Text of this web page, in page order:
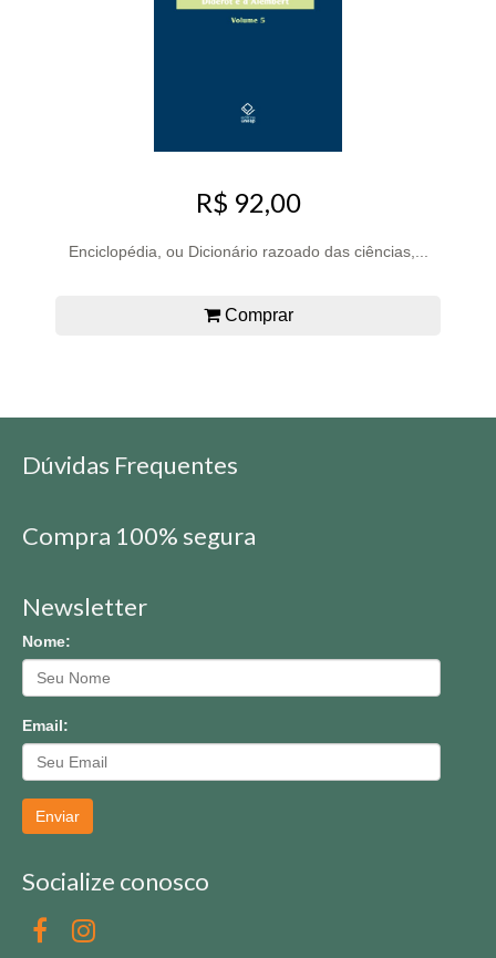
R$ 92,00
Enciclopédia, ou Dicionário razoado das ciências,...
Comprar
Dúvidas Frequentes
Compra 100% segura
Newsletter
Nome:
Email:
Enviar
Socialize conosco